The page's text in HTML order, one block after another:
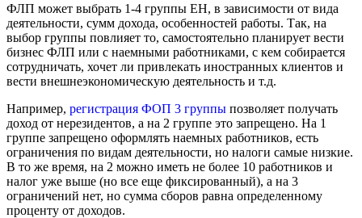
ФЛП может выбрать 1-4 группы ЕН, в зависимости от вида
деятельности, сумм дохода, особенностей работы. Так, на
выбор группы повлияет то, самостоятельно планирует вести
бизнес ФЛП или с наемными работниками, с кем собирается
сотрудничать, хочет ли привлекать иностранных клиентов и
вести внешнеэкономическую деятельность и т.д.
Например, регистрация ФОП 3 группы позволяет получать
доход от нерезидентов, а на 2 группе это запрещено. На 1
группе запрещено оформлять наемных работников, есть
ограничения по видам деятельности, но налоги самые низкие.
В то же время, на 2 можно иметь не более 10 работников и
налог уже выше (но все еще фиксированный), а на 3
ограничений нет, но сумма сборов равна определенному
проценту от доходов.